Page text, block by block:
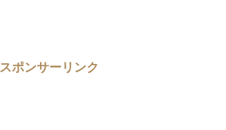
スポンサーリンク